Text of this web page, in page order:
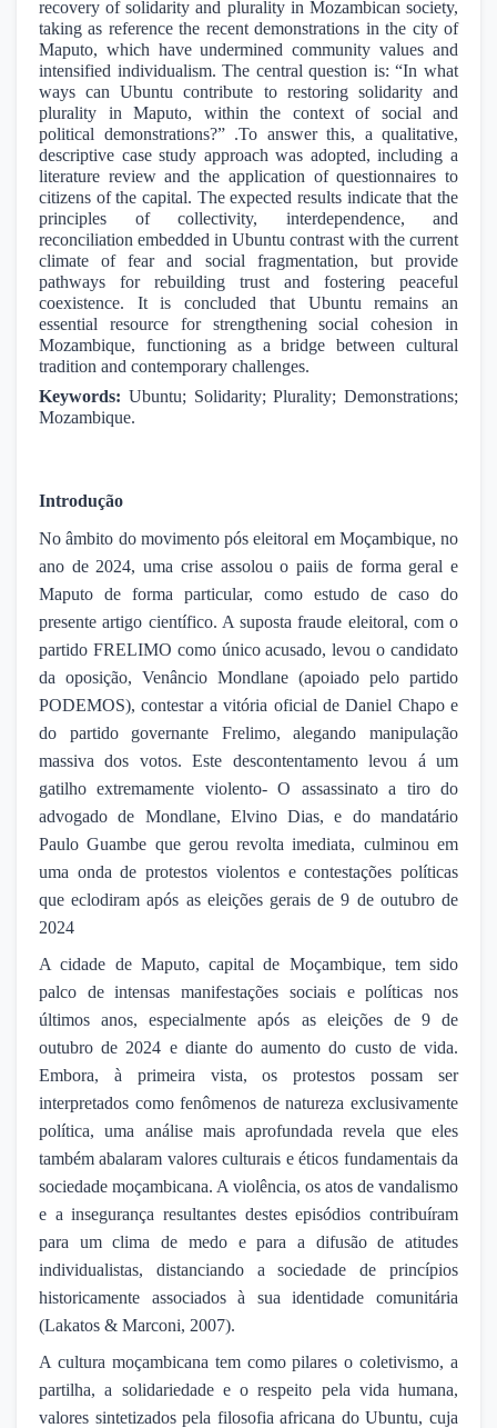
recovery of solidarity and plurality in Mozambican society,
taking as reference the recent demonstrations in the city of
Maputo, which have undermined community values and
intensified individualism. The central question is: “In what
ways can Ubuntu contribute to restoring solidarity and
plurality in Maputo, within the context of social and
political demonstrations?” .To answer this, a qualitative,
descriptive case study approach was adopted, including a
literature review and the application of questionnaires to
citizens of the capital. The expected results indicate that the
principles of collectivity, interdependence, and
reconciliation embedded in Ubuntu contrast with the current
climate of fear and social fragmentation, but provide
pathways for rebuilding trust and fostering peaceful
coexistence. It is concluded that Ubuntu remains an
essential resource for strengthening social cohesion in
Mozambique, functioning as a bridge between cultural
tradition and contemporary challenges.
Keywords: Ubuntu; Solidarity; Plurality; Demonstrations;
Mozambique.
Introdução
No âmbito do movimento pós eleitoral em Moçambique, no
ano de 2024, uma crise assolou o paiis de forma geral e
Maputo de forma particular, como estudo de caso do
presente artigo científico. A suposta fraude eleitoral, com o
partido FRELIMO como único acusado, levou o candidato
da oposição, Venâncio Mondlane (apoiado pelo partido
PODEMOS), contestar a vitória oficial de Daniel Chapo e
do partido governante Frelimo, alegando manipulação
massiva dos votos. Este descontentamento levou á um
gatilho extremamente violento- O assassinato a tiro do
advogado de Mondlane, Elvino Dias, e do mandatário
Paulo Guambe que gerou revolta imediata, culminou em
uma onda de protestos violentos e contestações políticas
que eclodiram após as eleições gerais de 9 de outubro de
2024
A cidade de Maputo, capital de Moçambique, tem sido
palco de intensas manifestações sociais e políticas nos
últimos anos, especialmente após as eleições de 9 de
outubro de 2024 e diante do aumento do custo de vida.
Embora, à primeira vista, os protestos possam ser
interpretados como fenômenos de natureza exclusivamente
política, uma análise mais aprofundada revela que eles
também abalaram valores culturais e éticos fundamentais da
sociedade moçambicana. A violência, os atos de vandalismo
e a insegurança resultantes destes episódios contribuíram
para um clima de medo e para a difusão de atitudes
individualistas, distanciando a sociedade de princípios
historicamente associados à sua identidade comunitária
(Lakatos & Marconi, 2007).
A cultura moçambicana tem como pilares o coletivismo, a
partilha, a solidariedade e o respeito pela vida humana,
valores sintetizados pela filosofia africana do Ubuntu, cuja